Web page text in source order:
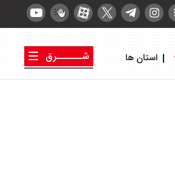
استان ها
شــــــرق